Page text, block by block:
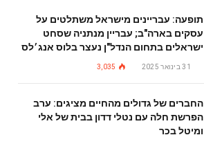
תופעה: עבריינים מישראל משתלטים על
עסקים בארה"ב; עבריין מנתניה שסחט
ישראלים בתחום הנדל"ן נעצר בלוס אנג׳לס
31 בינואר 2025 3,035
החברים של גדולים מהחיים מציגים: ערב
הפרשת חלה עם נטלי דדון בבית של אלי
ומיטל בכר